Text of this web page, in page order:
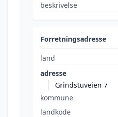
beskrivelse
Forretningsadresse
land
adresse
Grindstuveien 7
kommune
landkode